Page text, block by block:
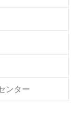
ンター